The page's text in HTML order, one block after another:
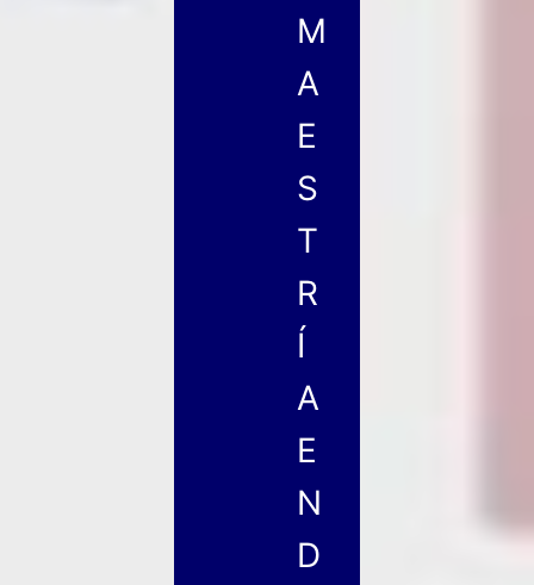
M
A
E
S
T
R
Í
A
E
N
D